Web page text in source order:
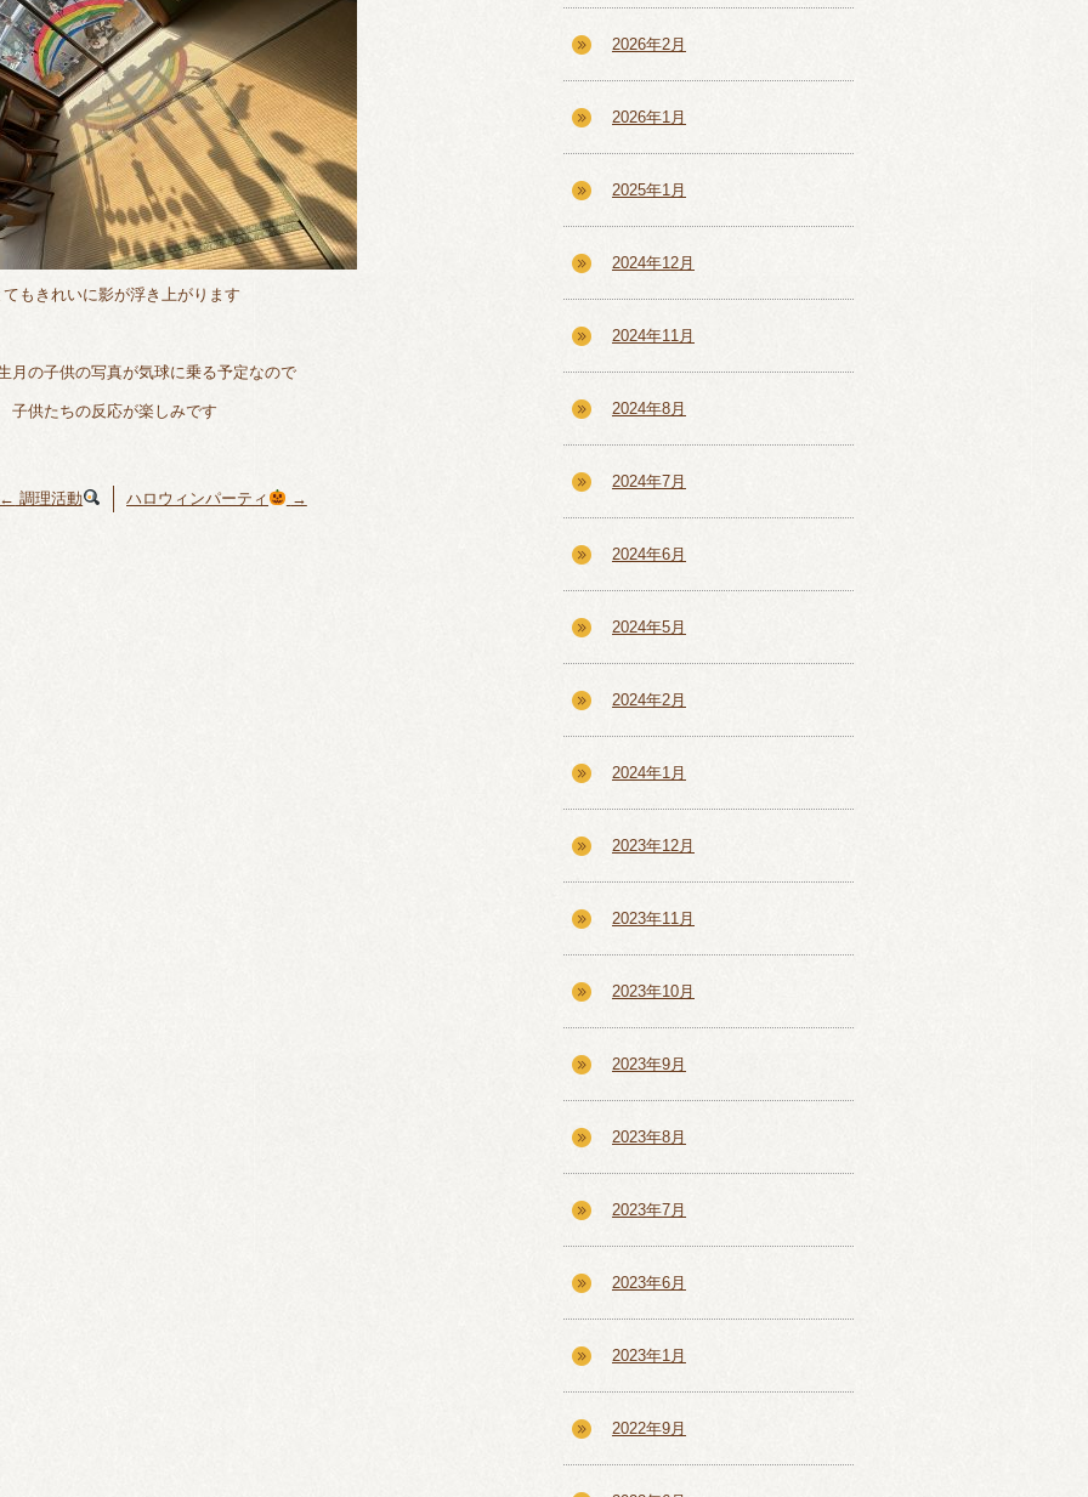
てもきれいに影が浮き上がります
月の子供の写真が気球に乗る予定なので
子供たちの反応が楽しみです
← 調理活動 ハロウィンパーティ →
2026年2月
2026年1月
2025年1月
2024年12月
2024年11月
2024年8月
2024年7月
2024年6月
2024年5月
2024年2月
2024年1月
2023年12月
2023年11月
2023年10月
2023年9月
2023年8月
2023年7月
2023年6月
2023年1月
2022年9月